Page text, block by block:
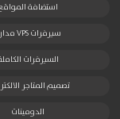
استضافة
سيرفرات VPS مدارة
السيرفرات
تصميم المتاجر
الدومينات